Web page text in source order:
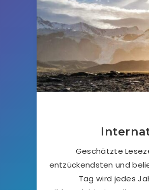
Geschätzte
entzückendsten und
Tag wird jedes